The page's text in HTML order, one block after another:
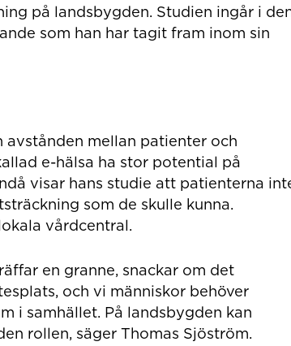
på landsbygden. Studien ingår i
som han har tagit fram inom sin
avstånden mellan patienter och
e-hälsa ha stor potential på
visar hans studie att patienterna
som de skulle kunna.
vårdcentral.
en granne, snackar om det
och vi människor behöver
i samhället. På landsbygden kan
rollen, säger Thomas Sjöström.